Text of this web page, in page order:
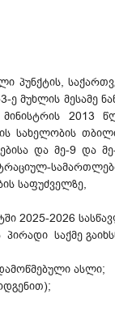
პუნქტის,
მუხლის მესამე
სახელობის
და მე-9 და
საფუძველზე,
2025-2026
საქმე
ასლი;